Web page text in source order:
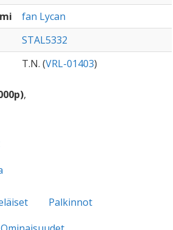
fan Lycan
STAL5332
T.N. (VRL-01403)
,
Palkinnot